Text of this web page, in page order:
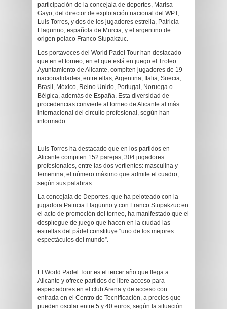
participación de la concejala de deportes, Marisa
Gayo, del director de explotación nacional del WPT,
Luis Torres, y dos de los jugadores estrella, Patricia
Llagunno, española de Murcia, y el argentino de
origen polaco Franco Stupakzuc.
Los portavoces del World Padel Tour han destacado
que en el torneo, en el que está en juego el Trofeo
Ayuntamiento de Alicante, compiten jugadores de 19
nacionalidades, entre ellas, Argentina, Italia, Suecia,
Brasil, México, Reino Unido, Portugal, Noruega o
Bélgica, además de España. Esta diversidad de
procedencias convierte al torneo de Alicante al más
internacional del circuito profesional, según han
informado.
Luis Torres ha destacado que en los partidos en
Alicante compiten 152 parejas, 304 jugadores
profesionales, entre las dos vertientes: masculina y
femenina, el número máximo que admite el cuadro,
según sus palabras.
La concejala de Deportes, que ha peloteado con la
jugadora Patricia Llagunno y con Franco Stupakzuc en
el acto de promoción del torneo, ha manifestado que el
despliegue de juego que hacen en la ciudad las
estrellas del pádel constituye “uno de los mejores
espectáculos del mundo”.
El World Padel Tour es el tercer año que llega a
Alicante y ofrece partidos de libre acceso para
espectadores en el club Arena y de acceso con
entrada en el Centro de Tecnificación, a precios que
pueden oscilar entre 5 y 40 euros, según la situación